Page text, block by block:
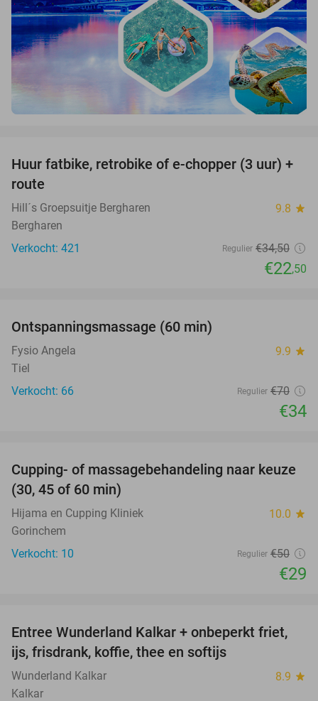
35%
Huur fatbike, retrobike of e-chopper (3 uur) +
route
Hill´s Groepsuitje Bergharen 9.8 star
Bergharen
Verkocht: 421
Regulier €34,50
€22,50
Ontspanningsmassage (60 min)
Fysio Angela 9.9 star
Tiel
Verkocht: 66
Regulier €70
€34
42%
Cupping- of massagebehandeling naar keuze
(30, 45 of 60 min)
Hijama en Cupping Kliniek 10.0 star
Gorinchem
Verkocht: 10
Regulier €50
€29
32%
Entree Wunderland Kalkar + onbeperkt friet,
ijs, frisdrank, koffie, thee en softijs
Wunderland Kalkar 8.9 star
Kalkar